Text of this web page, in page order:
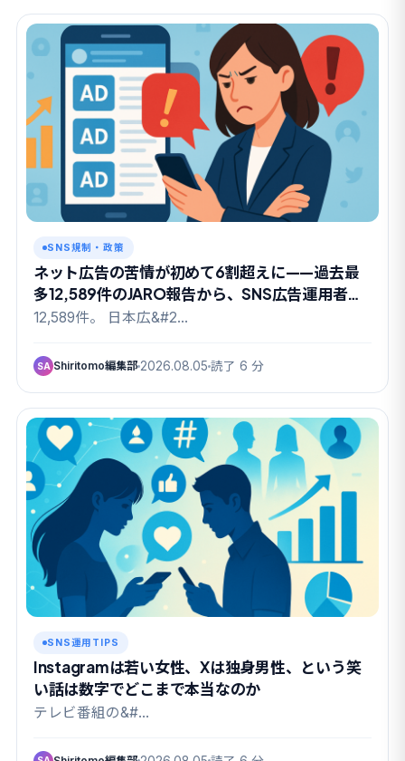
SNS規制・政策
ネット広告の苦情が初めて6割超えに——過去最
多12,589件のJARO報告から、SNS広告運用者が
読み取るべきこと
12,589件。 日本広&#2…
SA Shiritomo編集部 2026.08.05 読了 6 分
SNS運用TIPS
Instagramは若い女性、Xは独身男性、という笑
い話は数字でどこまで本当なのか
テレビ番組の&#…